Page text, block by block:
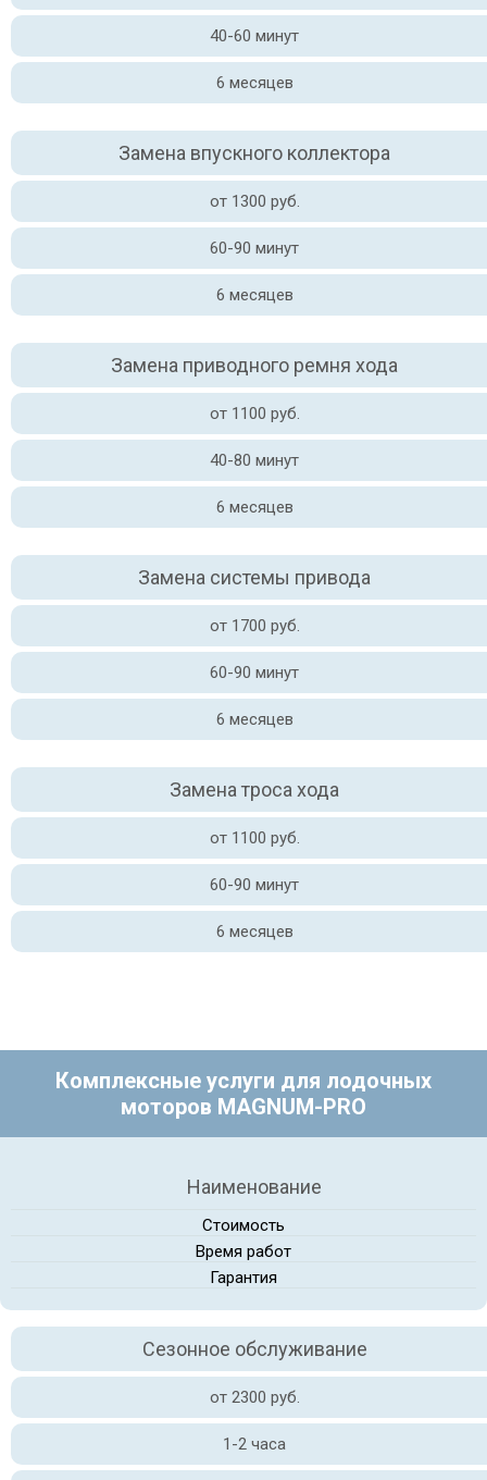
40-60 минут
6 месяцев
Замена впускного коллектора
от 1300 руб.
60-90 минут
6 месяцев
Замена приводного ремня хода
от 1100 руб.
40-80 минут
6 месяцев
Замена системы привода
от 1700 руб.
60-90 минут
6 месяцев
Замена троса хода
от 1100 руб.
60-90 минут
6 месяцев
Комплексные услуги для лодочных
моторов MAGNUM-PRO
Наименование
Стоимость
Время работ
Гарантия
Сезонное обслуживание
от 2300 руб.
1-2 часа